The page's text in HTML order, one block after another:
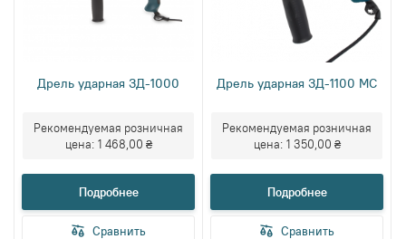
Дрель ударная ЗД-1000
Рекомендуемая розничная
цена: 1 468,00 ₴
Подробнее
Сравнить
Дрель ударная ЗД-1100 МС
Рекомендуемая розничная
цена: 1 350,00 ₴
Подробнее
Сравнить